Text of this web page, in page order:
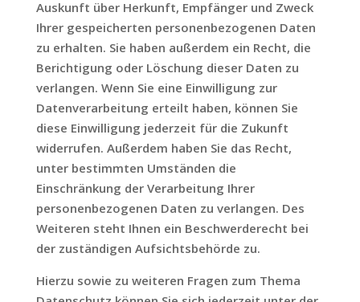
Auskunft über Herkunft, Empfänger und Zweck
Ihrer gespeicherten personenbezogenen Daten
zu erhalten. Sie haben außerdem ein Recht, die
Berichtigung oder Löschung dieser Daten zu
verlangen. Wenn Sie eine Einwilligung zur
Datenverarbeitung erteilt haben, können Sie
diese Einwilligung jederzeit für die Zukunft
widerrufen. Außerdem haben Sie das Recht,
unter bestimmten Umständen die
Einschränkung der Verarbeitung Ihrer
personenbezogenen Daten zu verlangen. Des
Weiteren steht Ihnen ein Beschwerderecht bei
der zuständigen Aufsichtsbehörde zu.
Hierzu sowie zu weiteren Fragen zum Thema